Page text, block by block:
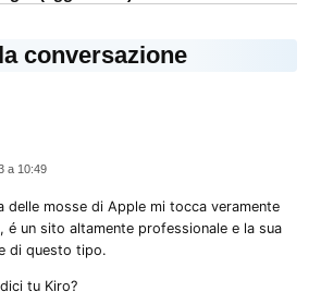
conversazione
a 10:49
delle mosse di Apple mi tocca veramente
é un sito altamente professionale e la sua
di questo tipo.
tu Kiro?